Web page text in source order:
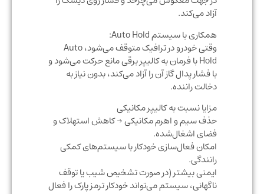
آزاد می‌کند.
همکاری با سیستم Auto Hold:
وقتی خودرو در ترافیک متوقف می‌شود، Auto
Hold با فرمان به کالیپر برقی مانع حرکت می‌شود و
با فشار پدال گاز آن را آزاد می‌کند، بدون نیاز به
دخالت راننده.
مزایا نسبت به کالیپر مکانیکی
حذف سیم و اهرم مکانیکی → کاهش استهلاک و
فضای اشغال‌شده.
امکان فعال‌سازی خودکار با سیستم‌های کمکی
رانندگی.
ایمنی بیشتر (در صورت تشخیص شیب یا توقف
ناگهانی، سیستم می‌تواند خودکار ترمز پارک را فعال